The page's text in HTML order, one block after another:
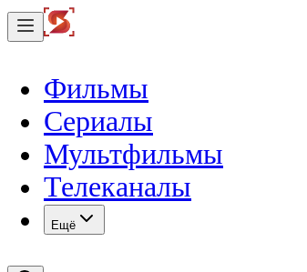
Фильмы
Сериалы
Мультфильмы
Телеканалы
Eщё